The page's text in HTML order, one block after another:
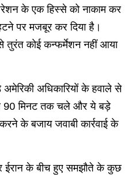
के एक हिस्से को नाकाम कर
पर मजबूर कर दिया है।
तुरंत कोई कन्फर्मेशन नहीं आया
अधिकारियों के हवाले से
90 मिनट तक चले और ये बड़े
के बजाय जवाबी कार्रवाई के
ईरान के बीच हुए समझौते के कुछ